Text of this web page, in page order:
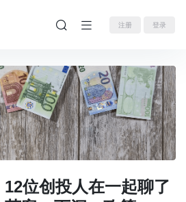
注册 登录
位创投人在一起聊了